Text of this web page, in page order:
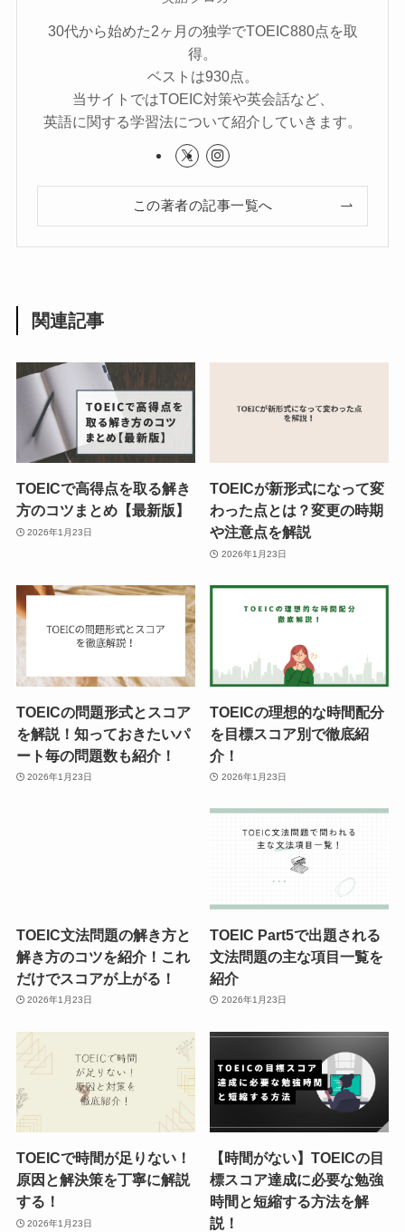
30代から始めた2ヶ月の独学でTOEIC880点を取
得。
ベストは930点。
当サイトではTOEIC対策や英会話など、
英語に関する学習法について紹介していきます。
この著者の記事一覧へ
関連記事
TOEICで高得点を取る解き
方のコツまとめ【最新版】
2026年1月23日
TOEICが新形式になって変
わった点とは？変更の時期
や注意点を解説
2026年1月23日
TOEICの問題形式とスコア
を解説！知っておきたいパ
ート毎の問題数も紹介！
2026年1月23日
TOEICの理想的な時間配分
を目標スコア別で徹底紹
介！
2026年1月23日
TOEIC文法問題の解き方と
解き方のコツを紹介！これ
だけでスコアが上がる！
2026年1月23日
TOEIC Part5で出題される
文法問題の主な項目一覧を
紹介
2026年1月23日
TOEICで時間が足りない！
原因と解決策を丁寧に解説
する！
2026年1月23日
【時間がない】TOEICの目
標スコア達成に必要な勉強
時間と短縮する方法を解
説！